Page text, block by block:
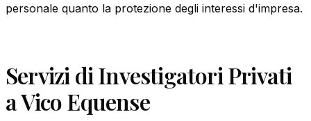
personale quanto la protezione degli interessi d'impresa.
Servizi di Investigatori Privati
a Vico Equense